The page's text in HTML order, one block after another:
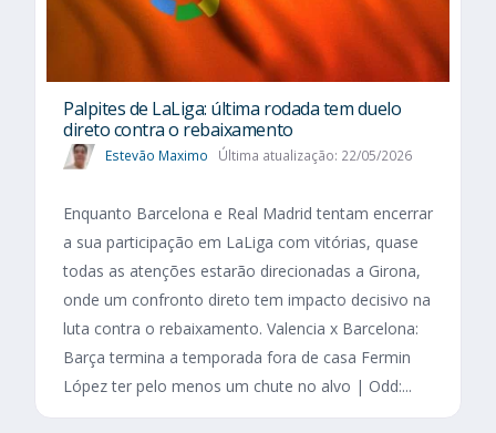
Palpites de LaLiga: última rodada tem duelo
direto contra o rebaixamento
Estevão Maximo Última atualização: 22/05/2026
Enquanto Barcelona e Real Madrid tentam encerrar
a sua participação em LaLiga com vitórias, quase
todas as atenções estarão direcionadas a Girona,
onde um confronto direto tem impacto decisivo na
luta contra o rebaixamento. Valencia x Barcelona:
Barça termina a temporada fora de casa Fermin
López ter pelo menos um chute no alvo | Odd:...